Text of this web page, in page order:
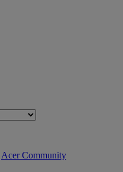
Acer Community